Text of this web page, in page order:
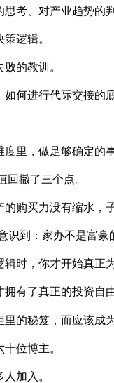
考、对产业趋势的
逻辑。
的教训。
何进行代际交接的
度里，做足够确定的
回撤了三个点。
购买力没有缩水，
识到：家办不是富
时，你才开始真正
拥有了真正的投资自
的秘笈，而应该成
位博主。
加入。